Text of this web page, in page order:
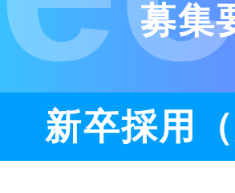
募集
新卒採用（